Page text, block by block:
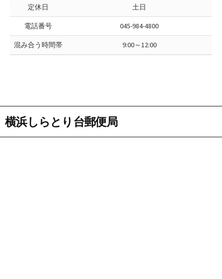
定休日 土日
電話番号 045-984-4800
混み合う時間帯 9:00～12:00
横浜しらとり台郵便局